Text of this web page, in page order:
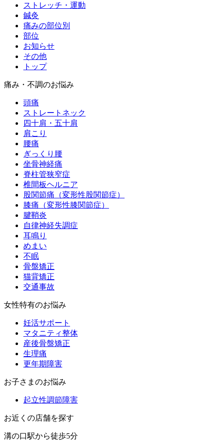
ストレッチ・運動
鍼灸
痛みの部位別
部位
お知らせ
その他
トップ
痛み・不調のお悩み
頭痛
ストレートネック
四十肩・五十肩
肩こり
腰痛
ぎっくり腰
坐骨神経痛
脊柱管狭窄症
椎間板ヘルニア
股関節痛（変形性股関節症）
膝痛（変形性膝関節症）
腱鞘炎
自律神経失調症
耳鳴り
めまい
不眠
骨盤矯正
猫背矯正
交通事故
女性特有のお悩み
妊活サポート
マタニティ整体
産後骨盤矯正
生理痛
更年期障害
お子さまのお悩み
起立性調節障害
お近くの店舗を探す
溝の口駅から徒歩5分